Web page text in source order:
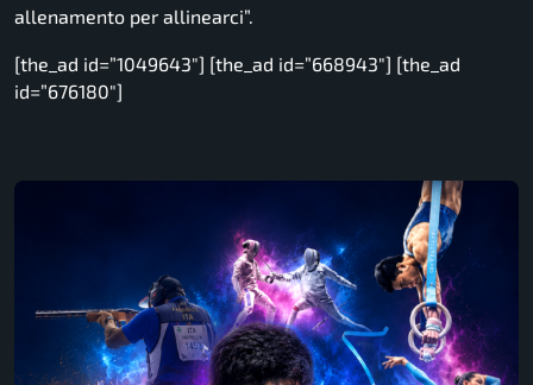
allenamento per allinearci”.
[the_ad id=”1049643″] [the_ad id=”668943″] [the_ad
id=”676180″]